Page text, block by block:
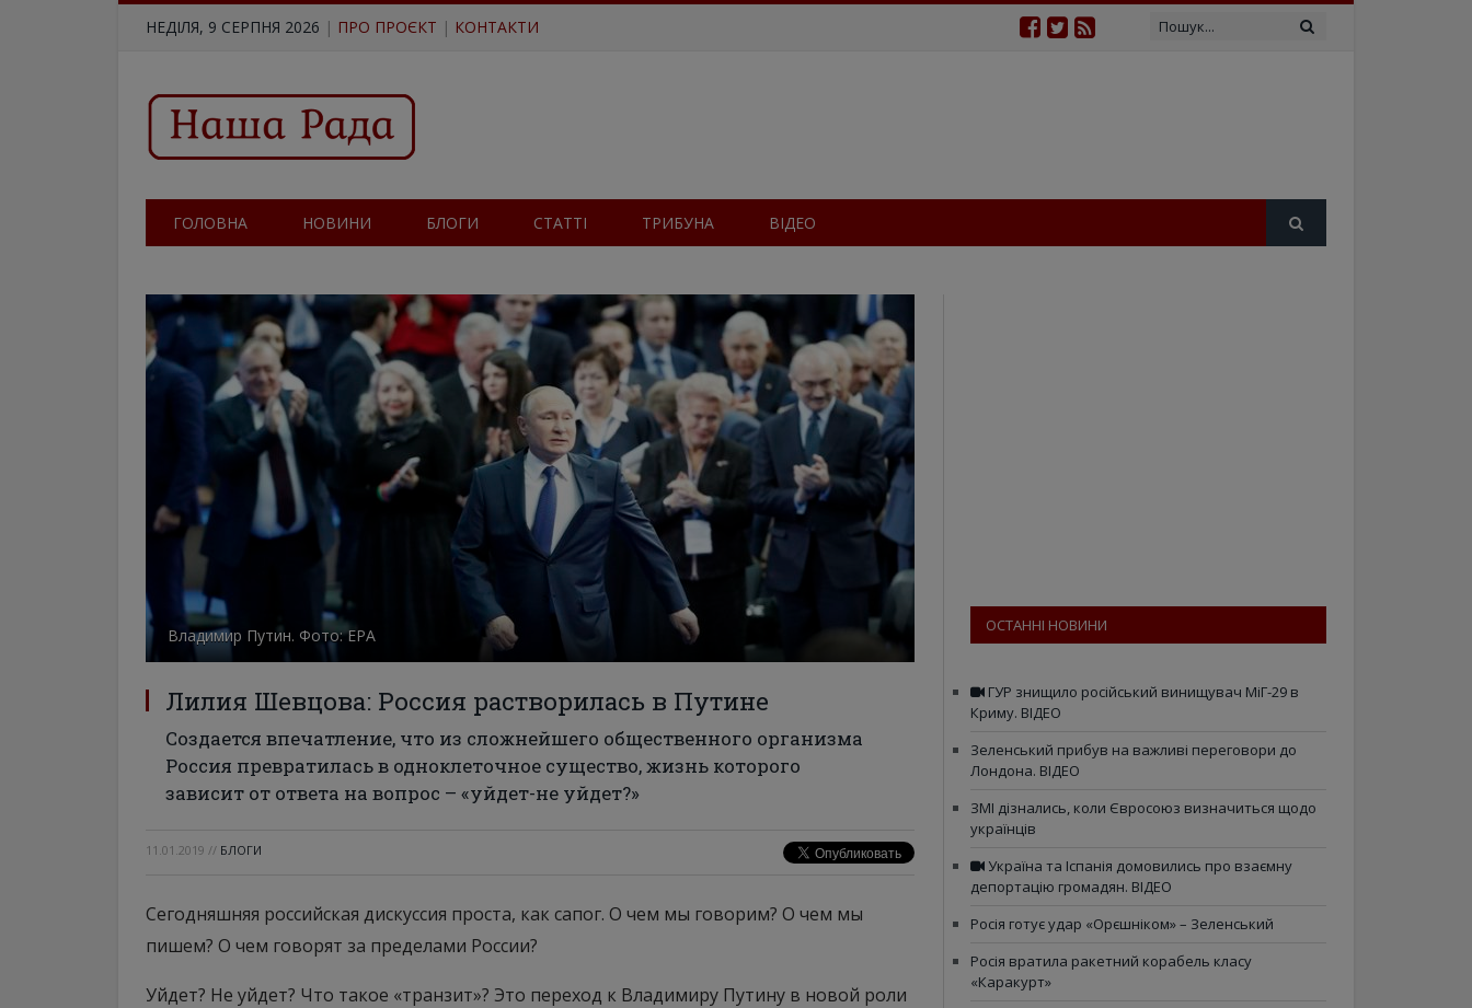
НЕДІЛЯ, 9 СЕРПНЯ 2026 | ПРО ПРОЄКТ | КОНТАКТИ
ГОЛОВНА НОВИНИ БЛОГИ СТАТТІ ТРИБУНА ВІДЕО
Владимир Путин. Фото: ЕРА
Лилия Шевцова: Россия растворилась в Путине
Создается впечатление, что из сложнейшего общественного организма
Россия превратилась в одноклеточное существо, жизнь которого
зависит от ответа на вопрос – «уйдет-не уйдет?»
11.01.2019 // БЛОГИ
Сегодняшняя российская дискуссия проста, как сапог. О чем мы говорим? О чем мы
пишем? О чем говорят за пределами России?
Уйдет? Не уйдет? Что такое «транзит»? Это переход к Владимиру Путину в новой роли
ОСТАННІ НОВИНИ
ГУР знищило російський винищувач МіГ-29 в
Криму. ВІДЕО
Зеленський прибув на важливі переговори до
Лондона. ВІДЕО
ЗМІ дізнались, коли Євросоюз визначиться щодо
українців
Україна та Іспанія домовились про взаємну
депортацію громадян. ВІДЕО
Росія готує удар «Орєшніком» – Зеленський
Росія вратила ракетний корабель класу
«Каракурт»